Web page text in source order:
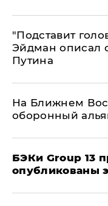
​"Подставит
Эйдман описал
Путина
На Ближнем
оборонный
​БЭКи Group 13
опубликованы